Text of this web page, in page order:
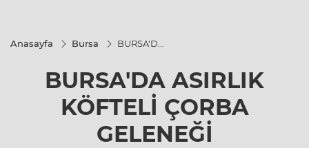
Anasayfa Bursa
BURSA'DA
ÇORBA
GELENEĞİ
BURSA'DA ASIRLIK
KÖFTELİ ÇORBA
GELENEĞİ